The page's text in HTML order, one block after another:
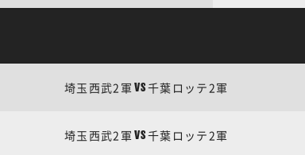
埼玉西武2軍VS千葉ロッテ2軍
埼玉西武2軍VS千葉ロッテ2軍